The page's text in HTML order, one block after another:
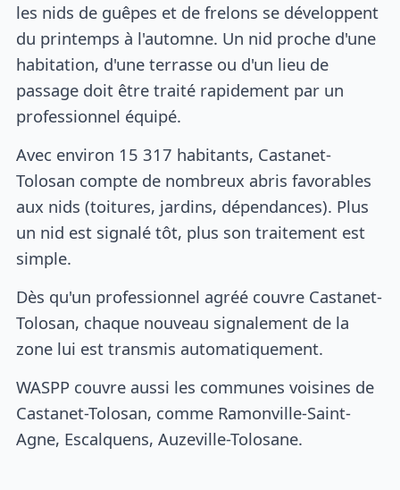
les nids de guêpes et de frelons se développent
du printemps à l'automne. Un nid proche d'une
habitation, d'une terrasse ou d'un lieu de
passage doit être traité rapidement par un
professionnel équipé.
Avec environ 15 317 habitants, Castanet-
Tolosan compte de nombreux abris favorables
aux nids (toitures, jardins, dépendances). Plus
un nid est signalé tôt, plus son traitement est
simple.
Dès qu'un professionnel agréé couvre Castanet-
Tolosan, chaque nouveau signalement de la
zone lui est transmis automatiquement.
WASPP couvre aussi les communes voisines de
Castanet-Tolosan, comme Ramonville-Saint-
Agne, Escalquens, Auzeville-Tolosane.